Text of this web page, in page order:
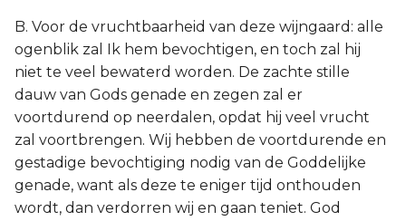
B. Voor de vruchtbaarheid van deze wijngaard: alle
ogenblik zal Ik hem bevochtigen, en toch zal hij
niet te veel bewaterd worden. De zachte stille
dauw van Gods genade en zegen zal er
voortdurend op neerdalen, opdat hij veel vrucht
zal voortbrengen. Wij hebben de voortdurende en
gestadige bevochtiging nodig van de Goddelijke
genade, want als deze te eniger tijd onthouden
wordt, dan verdorren wij en gaan teniet. God